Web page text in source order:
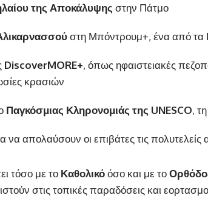
της Αποκάλυψης στην Πάτμο
στη Μπόντρουμ+, ένα από
DiscoverMORE+, όπως ηφαιστειακές
κρασιών
Παγκόσμιας Κληρονομιάς της UNESCO,
απολαύσουν οι επιβάτες τις πολυτελείς
τόσο με το Καθολικόόσο και με το
στις τοπικές παραδόσεις και